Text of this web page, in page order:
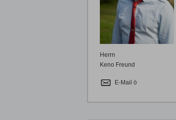
Herrn
Keno Freund
E-Mail ö